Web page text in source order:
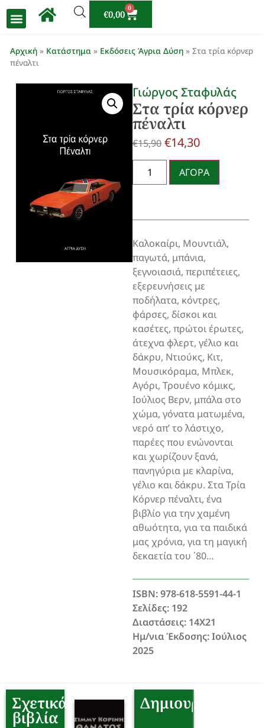
€0,00
0
Αρχική » Κατάστημα » Εκδόσεις Άγρια Δύση » Στα τρία κόρνερ
πέναλτι
Γιώργος Σταφυλάς
Στα τρία κόρνερ
πέναλτι
€15,90 €14,30
ΑΓΟΡΑ
Καλοκαίρι, Μουντιάλ,
παγωτά, μπάνια,
ξεγνοιασιά, περιπέτειες,
εξερευνήσεις με
ποδήλατα, κόντρες,
φάρσες, δίσκοι και
κασέτες, πρώτοι έρωτες,
άτεχνα φλερτ, γέλιο και
δάκρυ, Ντιούκς, Κιτ,
Μουσικόραμα, Μπλεκ,
Αγόρι, Τρουένο κόμικς,
Ιούλιος Βερν, μπάλα στο
χώμα, γόνατα ματωμένα,
νερό απ’ το λάστιχο,
παρέες που ενώνονται
και χωρίζουν ξανά,
πανηγύρια με κλαρίνα,
γέλιο και δάκρυ. Στα Τρία
Κόρνερ πέναλτι, ένα
βιβλίο για την χαμένη
αθωότητα, για τα παιδικά
μας χρόνια, για τη μαγική
δεκαετία του ΄80…
ISBN: 978-618-5591-44-1
Σελίδες: 192
Διαστάσεις: 14Χ21
Ημ/νια Έκδοσης: Ιούλιος
2025
Σχετικά
βιβλία
Δημιουργοί